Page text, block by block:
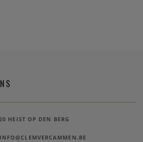
HEIST OP DEN BERG
INFO@CLEMVERCAMMEN.BE